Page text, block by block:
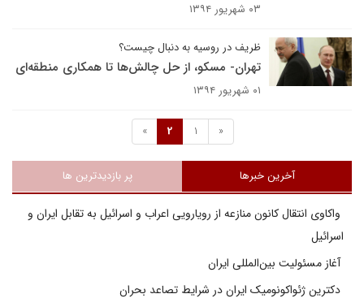
۰۳ شهریور ۱۳۹۴
ظریف در روسیه به دنبال چیست؟
تهران- مسکو، از حل چالش‌ها تا همکاری منطقه‌ای
۰۱ شهریور ۱۳۹۴
«
1
2
»
آخرین خبرها پر بازدیدترین ها
واکاوی انتقال کانون منازعه از رویارویی اعراب و اسرائیل به تقابل ایران و
اسرائیل
آغاز مسئولیت بین‌المللی ایران
دکترین ژئواکونومیک ایران در شرایط تصاعد بحران